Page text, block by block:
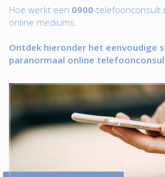
Hoe werkt een 0900-telefoonconsult
online mediums.
Ontdek hieronder het eenvoudige
paranormaal online